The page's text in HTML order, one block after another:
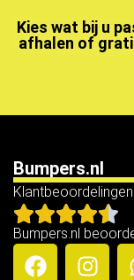
Kies wat bij u
afhalen of
Bumpers.nl
Klantbeoordelingen
Bumpers.nl